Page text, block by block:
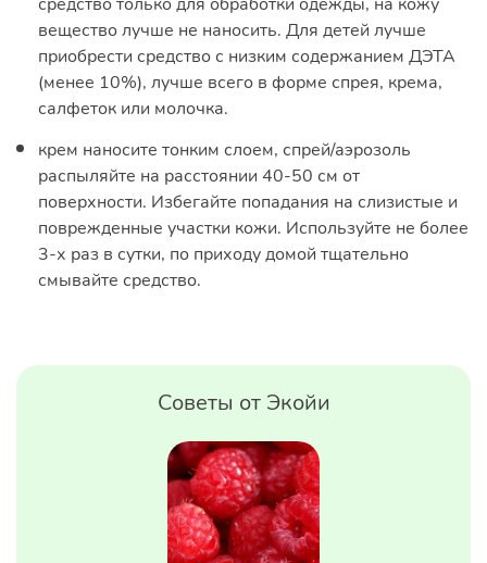
вещество лучше не наносить. Для детей лучше
приобрести средство с низким содержанием ДЭТА
(менее 10%), лучше всего в форме спрея, крема,
салфеток или молочка.
крем наносите тонким слоем, спрей/аэрозоль
распыляйте на расстоянии 40-50 см от
поверхности. Избегайте попадания на слизистые и
поврежденные участки кожи. Используйте не более
3-х раз в сутки, по приходу домой тщательно
смывайте средство.
Советы от Экойи